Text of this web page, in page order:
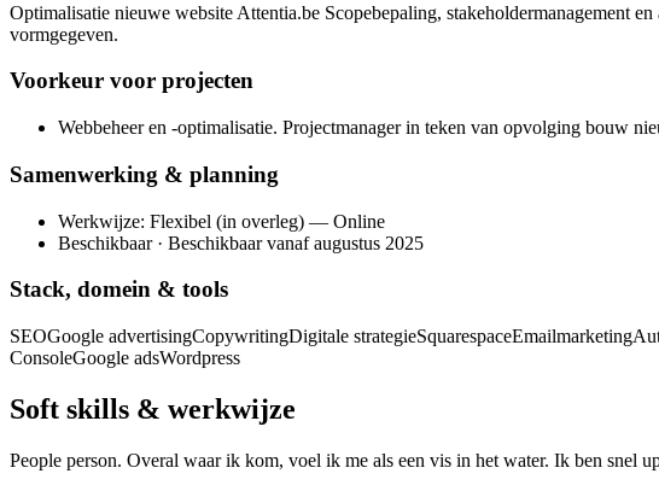
Optimalisatie nieuwe website Attentia.be Scopebepaling, stakeholdermanagement
vormgegeven.
Voorkeur voor projecten
Webbeheer en -optimalisatie. Projectmanager in teken van opvolging bouw
Samenwerking & planning
Werkwijze: Flexibel (in overleg) — Online
Beschikbaar · Beschikbaar vanaf augustus 2025
Stack, domein & tools
SEOGoogle advertisingCopywritingDigitale strategieSquarespaceEmailmarketing
ConsoleGoogle adsWordpress
Soft skills & werkwijze
People person. Overal waar ik kom, voel ik me als een vis in het water. Ik ben snel